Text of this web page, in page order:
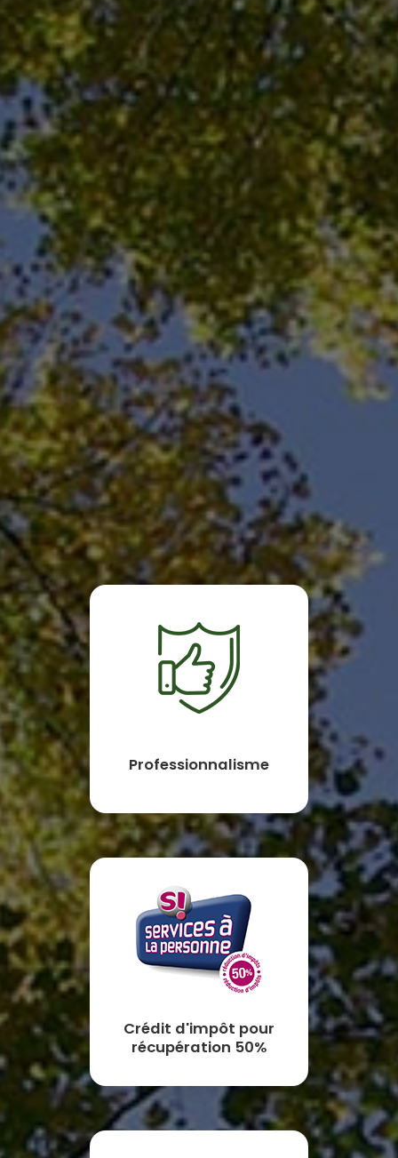
Professionnalisme
Crédit d'impôt pour
récupération 50%